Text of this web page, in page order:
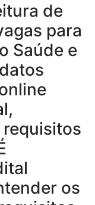
de
para
Saúde e
os